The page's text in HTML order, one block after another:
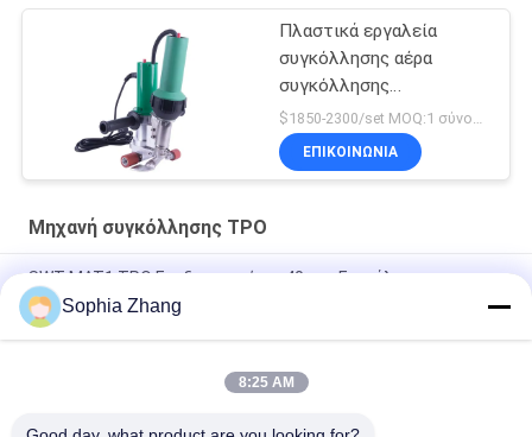
Πλαστικά εργαλεία
συγκόλλησης αέρα
συγκόλλησης
επικάλυψης
ΕΠΙΚΟΙΝΩΝΙΑ
Μηχανή συγκόλλησης TPO
SWT-MAT1 ΤΡΟ Επεξεργαστήριο 40mm Επικάλυψη
Επεξεργαστήριο Δρόμος για καμβά
Συσκευή συγκόλλησης TPO SWT-UME 40MM
Ημιαυτόματη μηχανή συγκόλλησης μεμβράνης οροφής SWT-
Sophia Zhang
8:25 AM